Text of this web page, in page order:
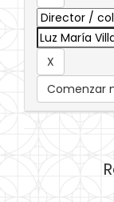
Comenzar